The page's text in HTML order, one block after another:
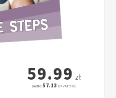
59.99 zł
(netto:57.13 zł + VAT: 5%)